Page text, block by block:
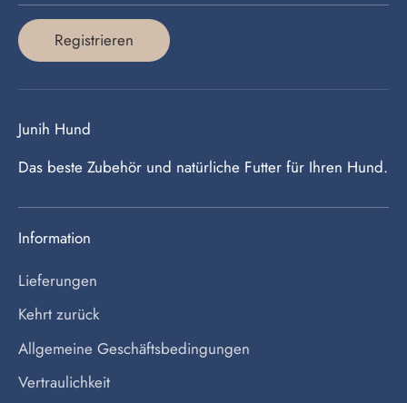
Registrieren
Junih Hund
Das beste Zubehör und natürliche Futter für Ihren Hund.
Information
Lieferungen
Kehrt zurück
Allgemeine Geschäftsbedingungen
Vertraulichkeit